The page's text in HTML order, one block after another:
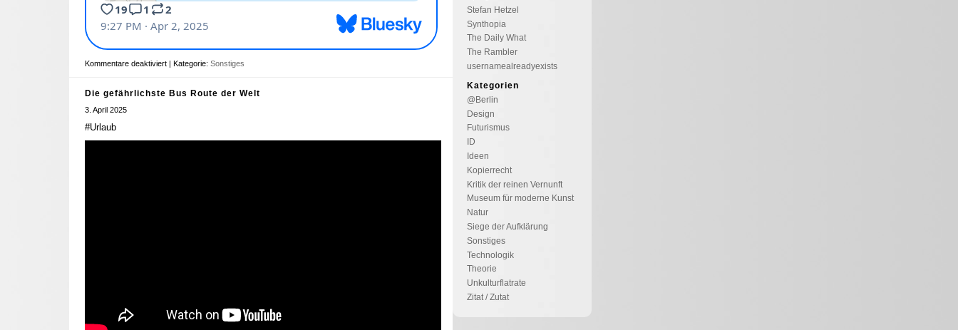
Kommentare deaktiviert | Kategorie: Sonstiges
Die gefährlichste Bus Route der Welt
3. April 2025
#Urlaub
Stefan Hetzel
Synthopia
The Daily What
The Rambler
usernamealreadyexists
Kategorien
@Berlin
Design
Futurismus
ID
Ideen
Kopierrecht
Kritik der reinen Vernunft
Museum für moderne Kunst
Natur
Siege der Aufklärung
Sonstiges
Technologik
Theorie
Unkulturflatrate
Zitat / Zutat